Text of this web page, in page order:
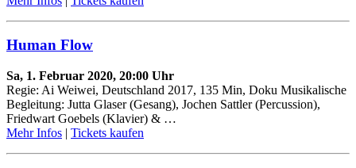
Human Flow
Sa, 1. Februar 2020, 20:00 Uhr
Regie: Ai Weiwei, Deutschland 2017, 135 Min, Doku Musikalische
Begleitung: Jutta Glaser (Gesang), Jochen Sattler (Percussion),
Friedwart Goebels (Klavier) & …
Mehr Infos | Tickets kaufen